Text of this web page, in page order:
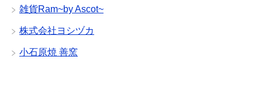
雑貨Ram~by Ascot~
株式会社ヨシヅカ
小石原焼 善窯